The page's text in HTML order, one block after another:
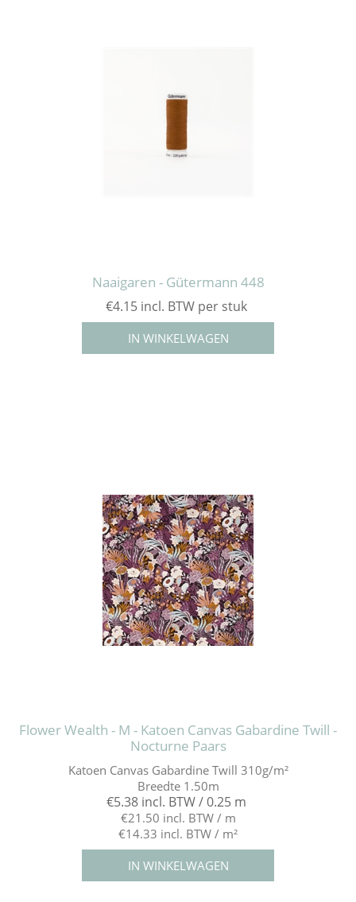
Naaigaren - Gütermann 448
€4.15 incl. BTW per stuk
Flower Wealth - M - Katoen Canvas Gabardine Twill -
Nocturne Paars
Katoen Canvas Gabardine Twill 310g/m²
Breedte 1.50m
€5.38 incl. BTW / 0.25 m
€21.50 incl. BTW / m
€14.33 incl. BTW / m²